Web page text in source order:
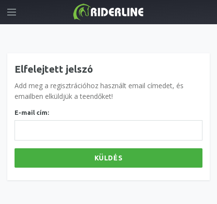
Elfelejtett jelszó
Add meg a regisztrációhoz használt email címedet, és
emailben elküldjük a teendőket!
E-mail cím:
KÜLDÉS